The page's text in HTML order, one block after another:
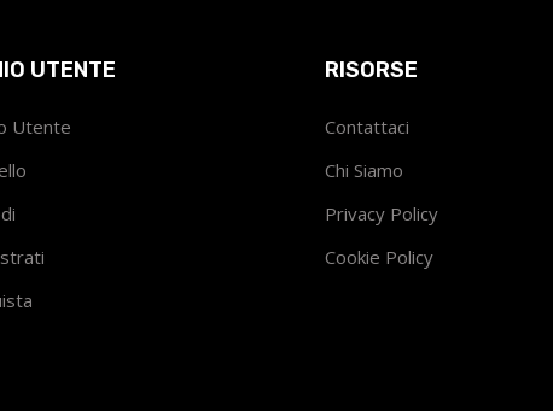
UTENTE
Utente
RISORSE
Contattaci
Chi Siamo
Privacy Policy
Cookie Policy